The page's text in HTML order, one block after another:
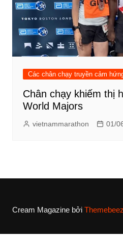
Các chân chạy truyền cảm
Chân chạy khiếm thị
World Majors
vietnammarathon 01/
Cream Magazine bởi Themebeez